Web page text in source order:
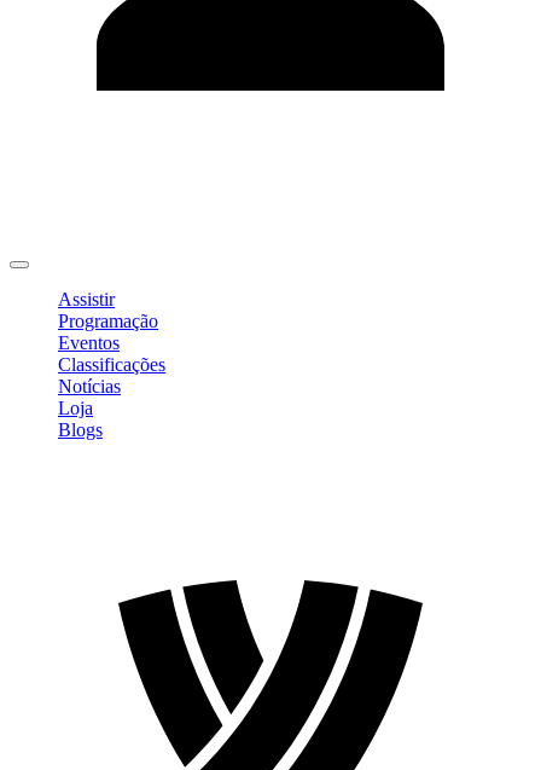
Assistir
Programação
Eventos
Classificações
Notícias
Loja
Blogs